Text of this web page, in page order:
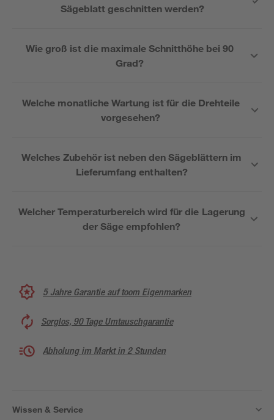
Sägeblatt geschnitten werden?
Wie groß ist die maximale Schnitthöhe bei 90
Grad?
Welche monatliche Wartung ist für die Drehteile
vorgesehen?
Welches Zubehör ist neben den Sägeblättern im
Lieferumfang enthalten?
Welcher Temperaturbereich wird für die Lagerung
der Säge empfohlen?
5 Jahre Garantie auf toom Eigenmarken
Sorglos, 90 Tage Umtauschgarantie
Abholung im Markt in 2 Stunden
Wissen & Service